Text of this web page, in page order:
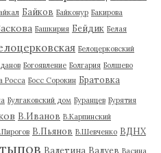
Байков Байконур Бакирова
Башкирия Бейдик Белая
Белоцерковский
Богоявление Болгария Болшево
Росса Босс Сорокин Братовка
Булгаковский дом Буранцев Бурятия
В.Иванов В.Карпинский
В.Пьянов В.Шевченко ВДНХ
Валетина Валуев Васина